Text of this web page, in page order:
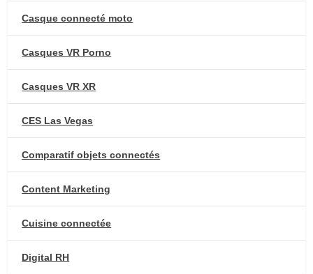
Casque connecté moto
Casques VR Porno
Casques VR XR
CES Las Vegas
Comparatif objets connectés
Content Marketing
Cuisine connectée
Digital RH